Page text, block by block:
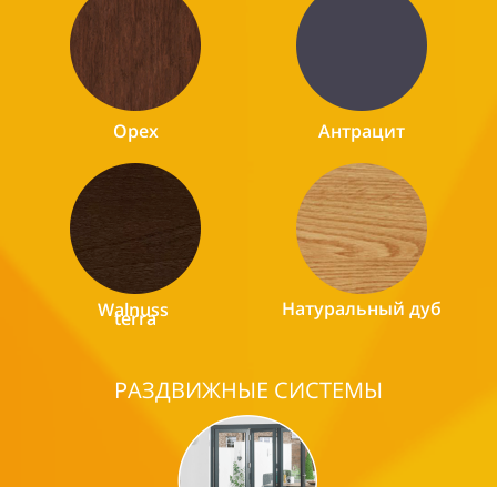
Орех Антрацит
Walnuss
terra Натуральный дуб
РАЗДВИЖНЫЕ СИСТЕМЫ